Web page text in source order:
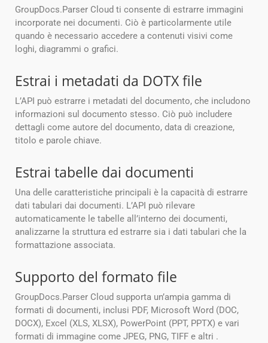
GroupDocs.Parser Cloud ti consente di estrarre immagini
incorporate nei documenti. Ciò è particolarmente utile
quando è necessario accedere a contenuti visivi come
loghi, diagrammi o grafici.
Estrai i metadati da DOTX file
L’API può estrarre i metadati del documento, che includono
informazioni sul documento stesso. Ciò può includere
dettagli come autore del documento, data di creazione,
titolo e parole chiave.
Estrai tabelle dai documenti
Una delle caratteristiche principali è la capacità di estrarre
dati tabulari dai documenti. L’API può rilevare
automaticamente le tabelle all’interno dei documenti,
analizzarne la struttura ed estrarre sia i dati tabulari che la
formattazione associata.
Supporto del formato file
GroupDocs.Parser Cloud supporta un’ampia gamma di
formati di documenti, inclusi PDF, Microsoft Word (DOC,
DOCX), Excel (XLS, XLSX), PowerPoint (PPT, PPTX) e vari
formati di immagine come JPEG, PNG, TIFF e altri .